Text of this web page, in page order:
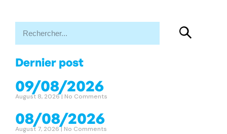
Dernier post
09/08/2026
August 8, 2026 No Comments
08/08/2026
August 7, 2026 No Comments